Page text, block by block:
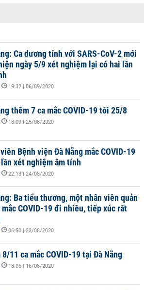
Ca dương tính với SARS-CoV-2 mới
ngày 5/9 xét nghiệm lại có hai lần
19:32 | 06/09/2020
thêm 7 ca mắc COVID-19 tối 25/8
18:09 | 25/08/2020
Bệnh viện Đà Nẵng mắc COVID-19
xét nghiệm âm tính
22:13 | 24/08/2020
Ba tiểu thương, một nhân viên quản
mắc COVID-19 đi nhiều, tiếp xúc rất
06:50 | 23/08/2020
8/11 ca mắc COVID-19 tại Đà Nẵng
18:05 | 16/08/2020